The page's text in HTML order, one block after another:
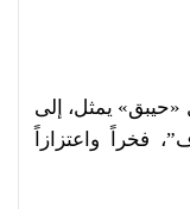
يمثل، إلى
فخراً واعتزازاً